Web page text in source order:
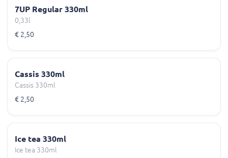
7UP Regular 330ml
0,33l
€ 2,50
Cassis 330ml
Cassis 330ml
€ 2,50
Ice tea 330ml
Ice tea 330ml